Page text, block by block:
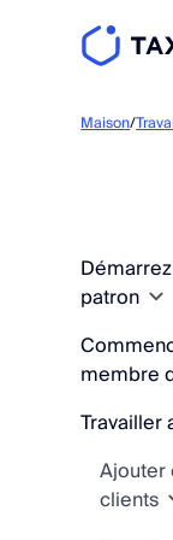
Maison/
patron
membre
Travailler
Ajouter
clients